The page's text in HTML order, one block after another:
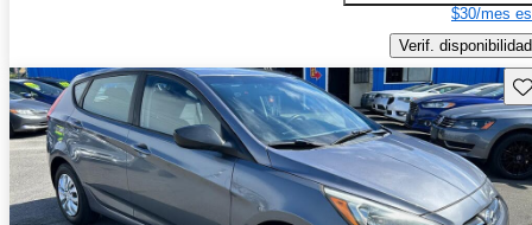
$30/mes
Verif. disponibilidad